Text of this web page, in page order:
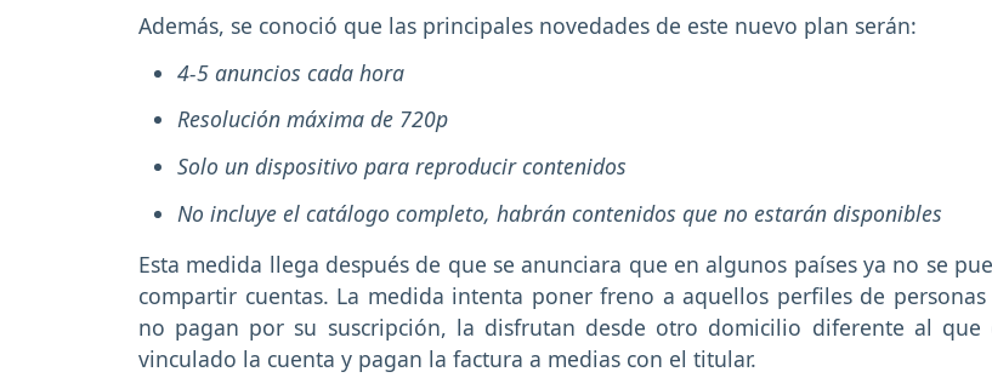
Además, se conoció que las principales novedades de este nuevo plan serán:
4-5 anuncios cada hora
Resolución máxima de 720p
Solo un dispositivo para reproducir contenidos
No incluye el catálogo completo, habrán contenidos que no estarán disponibles
Esta medida llega después de que se anunciara que en algunos países ya no se
compartir cuentas. La medida intenta poner freno a aquellos perfiles de personas
no pagan por su suscripción, la disfrutan desde otro domicilio diferente al que
vinculado la cuenta y pagan la factura a medias con el titular.